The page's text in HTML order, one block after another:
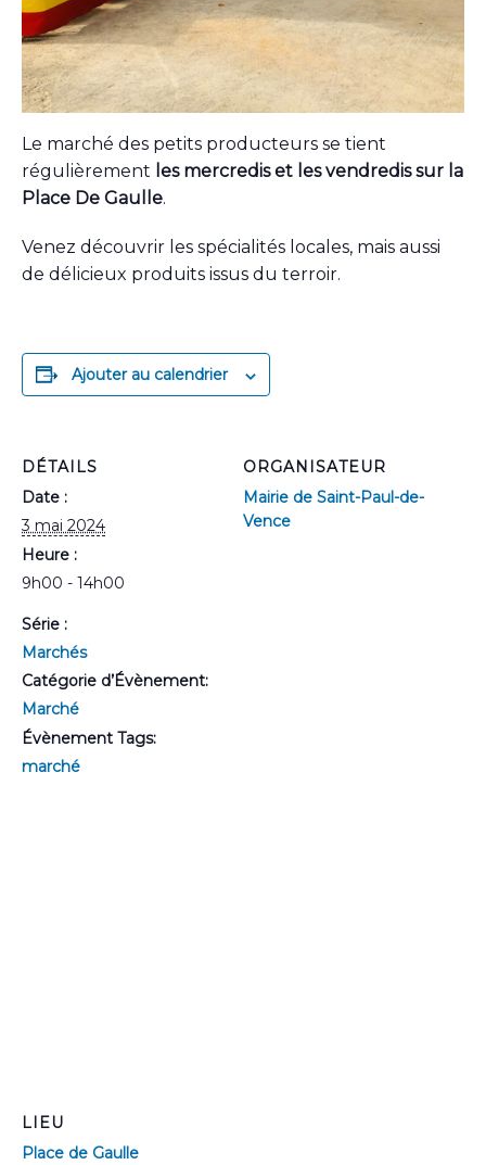
Le marché des petits producteurs se tient
régulièrement les mercredis et les vendredis sur la
Place De Gaulle.
Venez découvrir les spécialités locales, mais aussi
de délicieux produits issus du terroir.
Ajouter au calendrier
DÉTAILS
Date :
3 mai 2024
Heure :
9h00 - 14h00
Série :
Marchés
Catégorie d’Évènement:
Marché
Évènement Tags:
marché
ORGANISATEUR
Mairie de Saint-Paul-de-
Vence
LIEU
Place de Gaulle